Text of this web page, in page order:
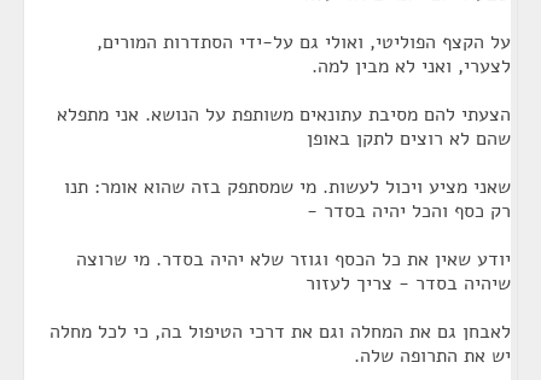
על הקצף הפוליטי, ואולי גם על-ידי הסתדרות המורים,
לצערי, ואני לא מבין למה.
הצעתי להם מסיבת עתונאים משותפת על הנושא. אני מתפלא
שהם לא רוצים לתקן באופן
שאני מציע ויכול לעשות. מי שמסתפק בזה שהוא אומר: תנו
רק כסף והכל יהיה בסדר -
יודע שאין את כל הכסף וגוזר שלא יהיה בסדר. מי שרוצה
שיהיה בסדר - צריך לעזור
לאבחן גם את המחלה וגם את דרכי הטיפול בה, כי לכל מחלה
יש את התרופה שלה.